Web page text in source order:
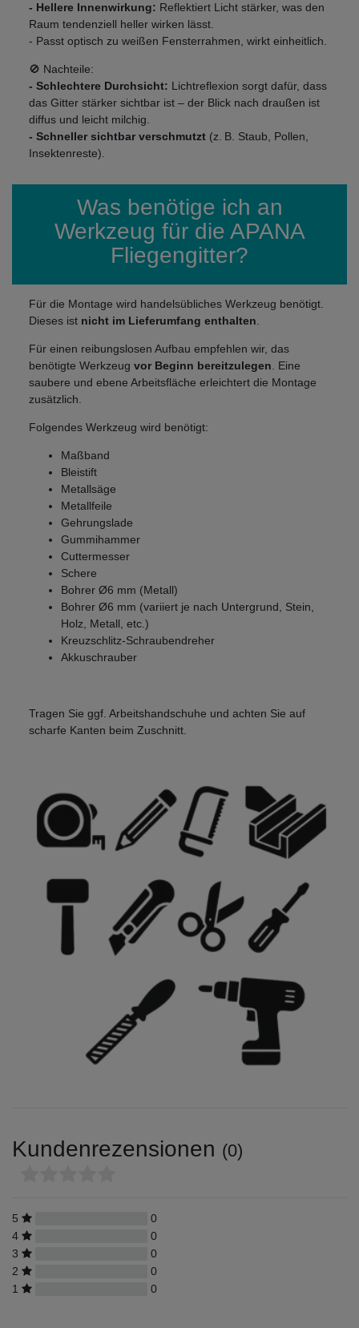
- Hellere Innenwirkung: Reflektiert Licht stärker, was den
Raum tendenziell heller wirken lässt.
- Passt optisch zu weißen Fensterrahmen, wirkt einheitlich.
🚫 Nachteile:
- Schlechtere Durchsicht: Lichtreflexion sorgt dafür, dass
das Gitter stärker sichtbar ist – der Blick nach draußen ist
diffus und leicht milchig.
- Schneller sichtbar verschmutzt (z. B. Staub, Pollen,
Insektenreste).
Was benötige ich an
Werkzeug für die APANA
Fliegengitter?
Für die Montage wird handelsübliches Werkzeug benötigt.
Dieses ist nicht im Lieferumfang enthalten
Für einen reibungslosen Aufbau empfehlen wir, das
benötigte Werkzeug vor Beginn bereitzulegen . Eine
saubere und ebene Arbeitsfläche erleichtert die Montage
zusätzlich.
Folgendes Werkzeug wird benötigt:
Maßband
Bleistift
Metallsäge
Metallfeile
Gehrungslade
Gummihammer
Cuttermesser
Schere
Bohrer Ø6 mm (Metall)
Bohrer Ø6 mm (variiert je nach Untergrund, Stein,
Holz, Metall, etc.)
Kreuzschlitz-Schraubendreher
Akkuschrauber
Tragen Sie ggf. Arbeitshandschuhe und achten Sie auf
scharfe Kanten beim Zuschnitt.
Kundenrezensionen (0)
5
0
4
0
3
0
2
0
1
0